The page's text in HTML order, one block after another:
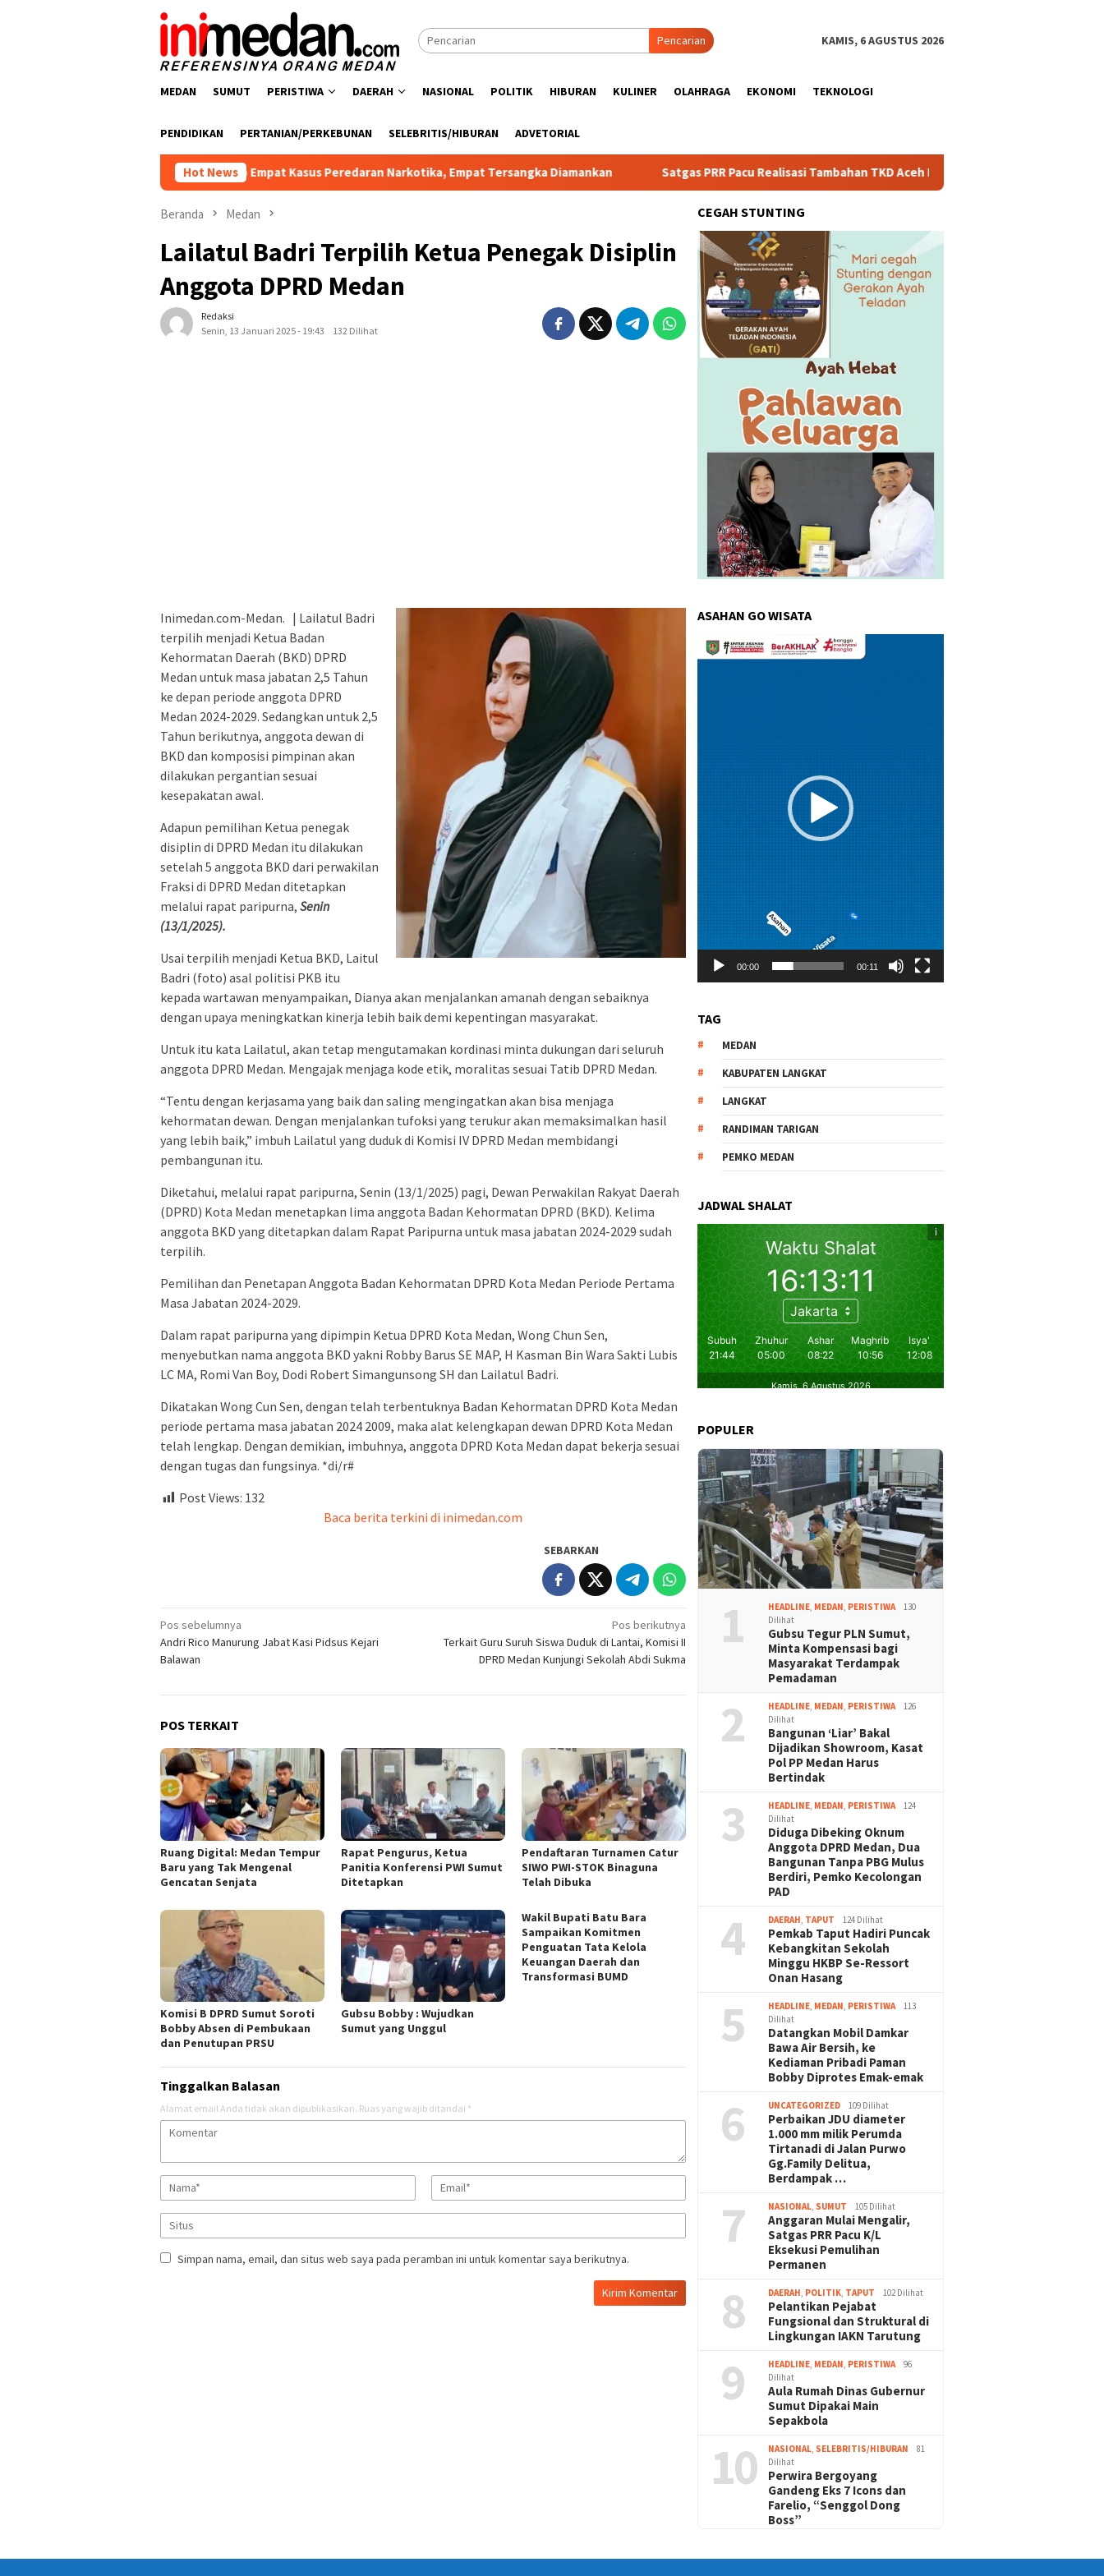
Pencarian KAMIS, 6 AGUSTUS 2026
MEDAN SUMUT PERISTIWA DAERAH NASIONAL POLITIK HIBURAN KULINER OLAHRAGA EKONOMI TEKNOLOGI
PENDIDIKAN PERTANIAN/PERKEBUNAN SELEBRITIS/HIBURAN ADVETORIAL
Hot News
Polres Batu Bara Ungkap Empat Kasus Peredaran Narkotika, Empat Tersangka Diamankan Satgas PRR Pacu Realisasi Tambahan TKD Aceh Rp1,65 Triliun, Pastikan Transparan dan
Beranda Medan
Lailatul Badri Terpilih Ketua Penegak Disiplin
Anggota DPRD Medan
Redaksi
Senin, 13 Januari 2025 - 19:43
132 Dilihat
Inimedan.com-Medan. | Lailatul Badri
terpilih menjadi Ketua Badan
Kehormatan Daerah (BKD) DPRD
Medan untuk masa jabatan 2,5 Tahun
ke depan periode anggota DPRD
Medan 2024-2029. Sedangkan untuk 2,5
Tahun berikutnya, anggota dewan di
BKD dan komposisi pimpinan akan
dilakukan pergantian sesuai
kesepakatan awal.
Adapun pemilihan Ketua penegak
disiplin di DPRD Medan itu dilakukan
setelah 5 anggota BKD dari perwakilan
Fraksi di DPRD Medan ditetapkan
melalui rapat paripurna, Senin
(13/1/2025).
Usai terpilih menjadi Ketua BKD, Laitul
Badri (foto) asal politisi PKB itu
kepada wartawan menyampaikan, Dianya akan menjalankan amanah dengan sebaiknya
dengan upaya meningkatkan kinerja lebih baik demi kepentingan masyarakat.
Untuk itu kata Lailatul, akan tetap mengutamakan kordinasi minta dukungan dari seluruh
anggota DPRD Medan. Mengajak menjaga kode etik, moralitas sesuai Tatib DPRD Medan.
“Tentu dengan kerjasama yang baik dan saling mengingatkan akan bisa menjaga
kehormatan dewan. Dengan menjalankan tufoksi yang terukur akan memaksimalkan hasil
yang lebih baik,” imbuh Lailatul yang duduk di Komisi IV DPRD Medan membidangi
pembangunan itu.
Diketahui, melalui rapat paripurna, Senin (13/1/2025) pagi, Dewan Perwakilan Rakyat Daerah
(DPRD) Kota Medan menetapkan lima anggota Badan Kehormatan DPRD (BKD). Kelima
anggota BKD yang ditetapkan dalam Rapat Paripurna untuk masa jabatan 2024-2029 sudah
terpilih.
Pemilihan dan Penetapan Anggota Badan Kehormatan DPRD Kota Medan Periode Pertama
Masa Jabatan 2024-2029.
Dalam rapat paripurna yang dipimpin Ketua DPRD Kota Medan, Wong Chun Sen,
menyebutkan nama anggota BKD yakni Robby Barus SE MAP, H Kasman Bin Wara Sakti Lubis
LC MA, Romi Van Boy, Dodi Robert Simangunsong SH dan Lailatul Badri.
Dikatakan Wong Cun Sen, dengan telah terbentuknya Badan Kehormatan DPRD Kota Medan
periode pertama masa jabatan 2024 2009, maka alat kelengkapan dewan DPRD Kota Medan
telah lengkap. Dengan demikian, imbuhnya, anggota DPRD Kota Medan dapat bekerja sesuai
dengan tugas dan fungsinya. *di/r#
Post Views: 132
Baca berita terkini di inimedan.com
SEBARKAN
Navigasi
pos
Pos sebelumnya
Andri Rico Manurung Jabat Kasi Pidsus Kejari
Balawan
Pos berikutnya
Terkait Guru Suruh Siswa Duduk di Lantai, Komisi II
DPRD Medan Kunjungi Sekolah Abdi Sukma
POS TERKAIT
Ruang Digital: Medan Tempur
Baru yang Tak Mengenal
Gencatan Senjata
Rapat Pengurus, Ketua
Panitia Konferensi PWI Sumut
Ditetapkan
Pendaftaran Turnamen Catur
SIWO PWI-STOK Binaguna
Telah Dibuka
Komisi B DPRD Sumut Soroti
Bobby Absen di Pembukaan
dan Penutupan PRSU
Gubsu Bobby : Wujudkan
Sumut yang Unggul
Wakil Bupati Batu Bara
Sampaikan Komitmen
Penguatan Tata Kelola
Keuangan Daerah dan
Transformasi BUMD
Tinggalkan Balasan
Alamat email Anda tidak akan dipublikasikan. Ruas yang wajib ditandai *
Simpan nama, email, dan situs web saya pada peramban ini untuk komentar saya berikutnya.
CEGAH STUNTING
ASAHAN GO WISATA
Pemutar
Video
00:00 00:11
TAG
MEDAN
KABUPATEN LANGKAT
LANGKAT
RANDIMAN TARIGAN
PEMKO MEDAN
JADWAL SHALAT
POPULER
1 HEADLINE, MEDAN, PERISTIWA
130
Dilihat
Gubsu Tegur PLN Sumut,
Minta Kompensasi bagi
Masyarakat Terdampak
Pemadaman
2 HEADLINE, MEDAN, PERISTIWA
126
Dilihat
Bangunan ‘Liar’ Bakal
Dijadikan Showroom, Kasat
Pol PP Medan Harus
Bertindak
3 HEADLINE, MEDAN, PERISTIWA
124
Dilihat
Diduga Dibeking Oknum
Anggota DPRD Medan, Dua
Bangunan Tanpa PBG Mulus
Berdiri, Pemko Kecolongan
PAD
4 DAERAH, TAPUT 124 Dilihat
Pemkab Taput Hadiri Puncak
Kebangkitan Sekolah
Minggu HKBP Se-Ressort
Onan Hasang
5 HEADLINE, MEDAN, PERISTIWA
113
Dilihat
Datangkan Mobil Damkar
Bawa Air Bersih, ke
Kediaman Pribadi Paman
Bobby Diprotes Emak-emak
6 UNCATEGORIZED 109 Dilihat
Perbaikan JDU diameter
1.000 mm milik Perumda
Tirtanadi di Jalan Purwo
Gg.Family Delitua,
Berdampak …
7 NASIONAL, SUMUT 105 Dilihat
Anggaran Mulai Mengalir,
Satgas PRR Pacu K/L
Eksekusi Pemulihan
Permanen
8 DAERAH, POLITIK, TAPUT 102 Dilihat
Pelantikan Pejabat
Fungsional dan Struktural di
Lingkungan IAKN Tarutung
9 HEADLINE, MEDAN, PERISTIWA
96
Dilihat
Aula Rumah Dinas Gubernur
Sumut Dipakai Main
Sepakbola
10 NASIONAL, SELEBRITIS/HIBURAN
81
Dilihat
Perwira Bergoyang
Gandeng Eks 7 Icons dan
Farelio, “Senggol Dong
Boss”